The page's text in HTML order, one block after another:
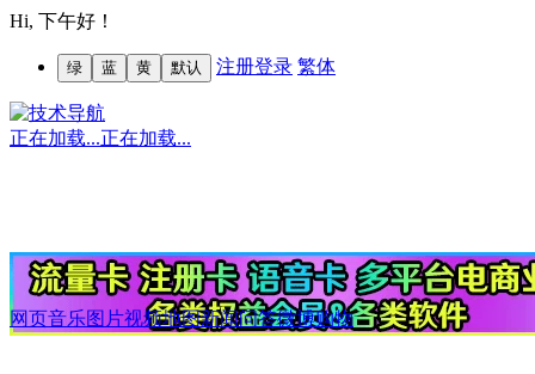
Hi, 下午好！
绿 蓝 黄 默认 注册登录 繁体
正在加载...正在加载...
网页音乐图片视频地图新闻问答微博购物